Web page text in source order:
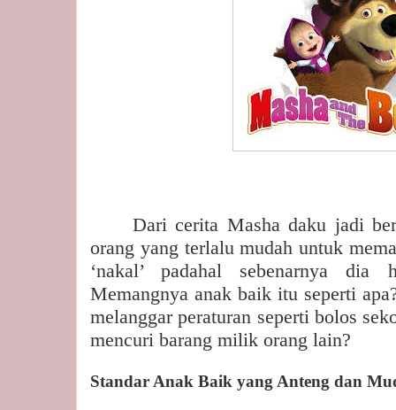
Dari cerita Masha daku jadi
orang yang terlalu mudah untuk
‘nakal’ padahal sebenarnya
Memangnya anak baik itu seperti
melanggar peraturan seperti bolos
mencuri barang milik orang lain?
Standar Anak Baik yang Anteng dan